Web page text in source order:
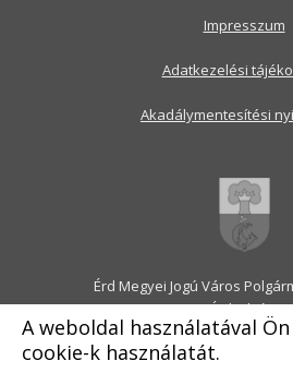
A weboldal használatával
cookie-k használatát.
Érd Megyei Jogú Város
2030 Érd, Alsó
Levélcím: 2031 Érd,
E-mail:
Impresszum
Adatkezelési
Akadálymentesítési